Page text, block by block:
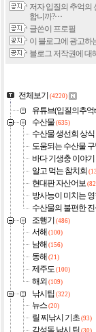
저자 입질의 추억의
합니까?⋯
글쓴이 프로필
이 블로그에 광고하
블로그 저작권에 대
전체보기 (4220)
유튜브(입질의추억
수산물 (635)
수산물 생선회 상
도움되는 수산물
바다 기생충 이야기
알고 먹는 참치회
현대판 자산어보
방사능이 미치는
수산물의 불편한 진
조행기 (486)
서해 (100)
남해 (156)
동해 (21)
제주도 (100)
해외 (109)
낚시팁(322)
뉴스 (20)
릴 찌낚시 기초 (93)
감성돔 낚시 팁 (30)